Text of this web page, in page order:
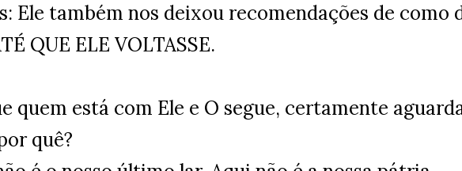
Ele também nos deixou recomendações de como
QUE ELE VOLTASSE.
quem está com Ele e O segue, certamente
quê?